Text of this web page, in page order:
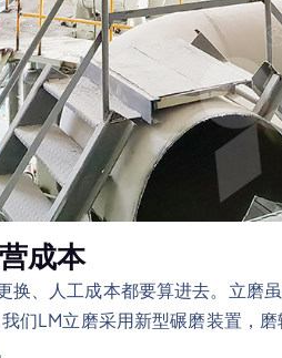
成本
换、人工成本都要算进去。立磨
们LM立磨采用新型碾磨装置，